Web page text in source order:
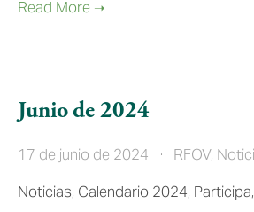
Junio de 2024
17 de junio de 2024 RFOV,
Noticias, Calendario 2024,